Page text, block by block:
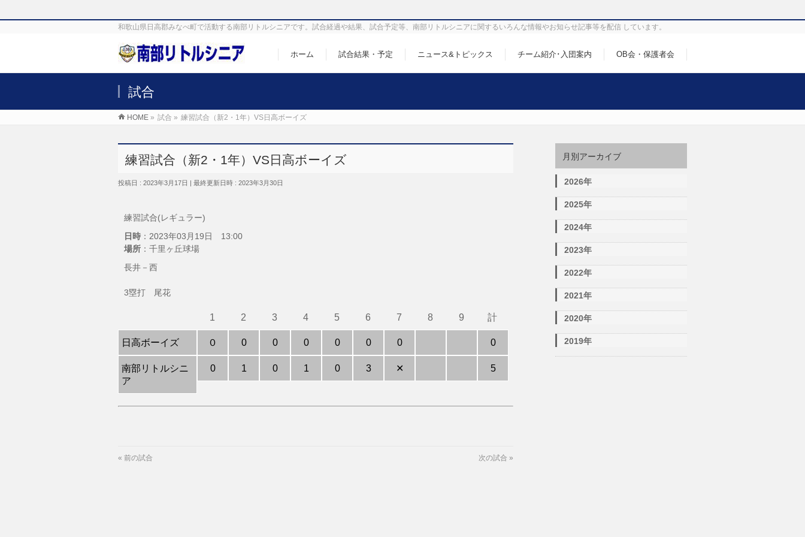
和歌山県日高郡みなべ町で活動する南部リトルシニアです。試合経過や結果、試合予定等、南部リトルシニアに関するいろんな情報やお知らせ記事等を配信 しています。
ホーム 試合結果・予定 ニュース&トピックス チーム紹介･入団案内 OB会・保護者会
試合
HOME » 試合 » 練習試合（新2・1年）VS日高ボーイズ
練習試合（新2・1年）VS日高ボーイズ
投稿日 : 2023年3月17日 最終更新日時 : 2023年3月30日
練習試合(レギュラー)
日時 ：2023年03月19日 13:00
場所 ：千里ヶ丘球場
長井－西
3塁打 尾花
日高ボーイズ
南部リトルシニ
ア
1
０
0
2
0
1
3
0
0
4
0
1
5
0
0
6
0
3
7
0
✕
8 9 計
0
5
« 前の試合 次の試合 »
月別アーカイブ
2026年
2025年
2024年
2023年
2022年
2021年
2020年
2019年